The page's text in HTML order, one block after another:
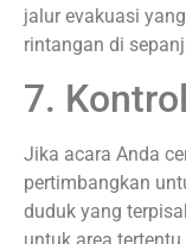
jalur evakuasi
rintangan di
7.
Jika acara Anda
pertimbangkan
duduk yang